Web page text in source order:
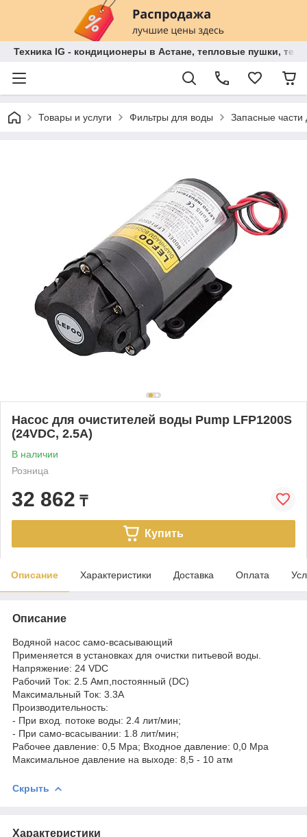
Техника IG - кондиционеры в Астане, тепловые пушки,
Товары и услуги Фильтры для воды Запасные части
Насос для очистителей воды Pump LFP1200S
(24VDC, 2.5A)
В наличии
Розница
32 862 ₸
Купить
Описание Характеристики Доставка Оплата
Описание
Водяной насос само-всасывающий
Применяется в установках для очистки питьевой воды.
Напряжение: 24 VDC
Рабочий Ток: 2.5 Амп,постоянный (DC)
Максимальный Ток: 3.3A
Производительность:
- При вход. потоке воды: 2.4 лит/мин;
- При само-всасывании: 1.8 лит/мин;
Рабочее давление: 0,5 Mpa; Входное давление: 0,0 Mpa
Максимальное давление на выходе: 8,5 - 10 атм
Скрыть
Характеристики